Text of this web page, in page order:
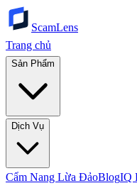
ScamLens
Trang chủ
Sản Phẩm
Dịch Vụ
Cẩm Nang Lừa ĐảoBlogIQ